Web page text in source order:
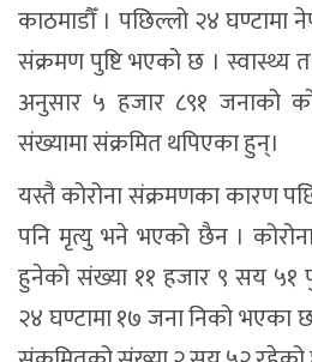
काठमाडौँ । पछिल्लो २४ घण्टामा
संक्रमण पुष्टि भएको छ । स्वास्थ्य
अनुसार ५ हजार ८९१ जनाको
संख्यामा संक्रमित थपिएका हुन्।
यस्तै कोरोना संक्रमणका कारण
पनि मृत्यु भने भएको छैन ।
हुनेको संख्या ११ हजार ९ सय ५१
२४ घण्टामा १७ जना निको भएका